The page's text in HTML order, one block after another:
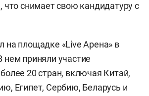
что снимает свою кандидатуру с
на площадке «Live Арена» в
приняли участие
20 стран, включая Китай,
Египет, Сербию, Беларусь и